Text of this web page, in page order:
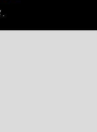
.